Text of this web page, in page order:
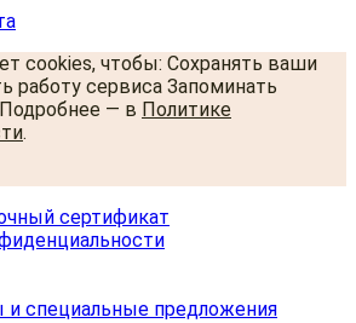
cookies, чтобы: Сохранять ваши
работу сервиса Запоминать
— в Политике
.
сертификат
и специальные предложения